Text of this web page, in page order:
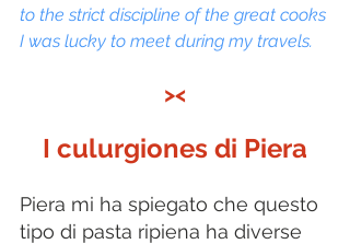
to the strict discipline of the great cooks
I was lucky to meet during my travels.
><
I culurgiones di Piera
Piera mi ha spiegato che questo
tipo di pasta ripiena ha diverse